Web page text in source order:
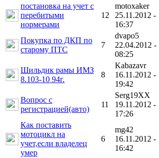
постановка на учет с
перебитыми
нормерами
12
motoxaker
25.11.2012 -
16:37
Покупка по ДКП по
старому ПТС
7
dvapo5
22.04.2012 -
08:25
Шильдик рамы ИМЗ
8.103-10 94г.
8
Kabazavr
16.11.2012 -
19:42
Вопрос с
регистрацией(авто)
11
Serg19XX
19.11.2012 -
17:26
Как поставить
мотоцикл на
учет,если владелец
умер
6
mg42
16.11.2012 -
16:42